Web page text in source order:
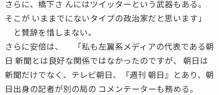
さらに、橋下さ んにはツイッターという武器もある。
そこが いままでにないタイプの政治家だと思います」
と賛辞を惜しまない。
さらに安倍は、 「私も左翼系メディアの代表である朝
日 新聞とは良好な関係ではなかったのですが、 朝日は
新聞だけでなく、テレビ朝日、『週刊 朝日』とあり、朝
日出身の記者が別の局の コメンテーターも務める。